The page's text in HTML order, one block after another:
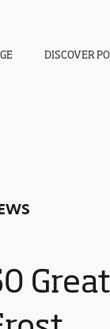
DISCOVER